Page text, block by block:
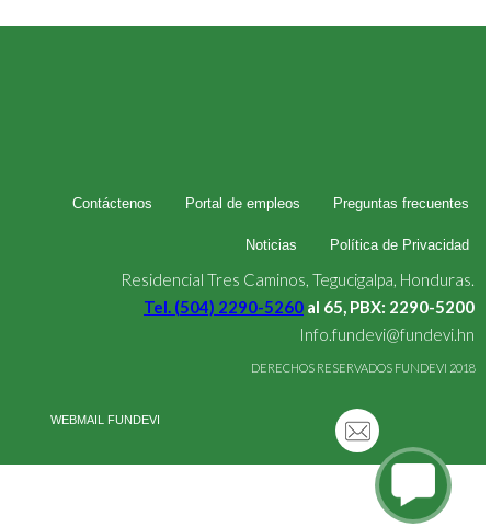
Contáctenos Portal de empleos Preguntas frecuentes
Noticias Política de Privacidad
Residencial Tres Caminos, Tegucigalpa, Honduras.
Tel. (504) 2290-5260 al 65, PBX: 2290-5200
Info.fundevi@fundevi.hn
DERECHOS RESERVADOS FUNDEVI 2018
WEBMAIL FUNDEVI